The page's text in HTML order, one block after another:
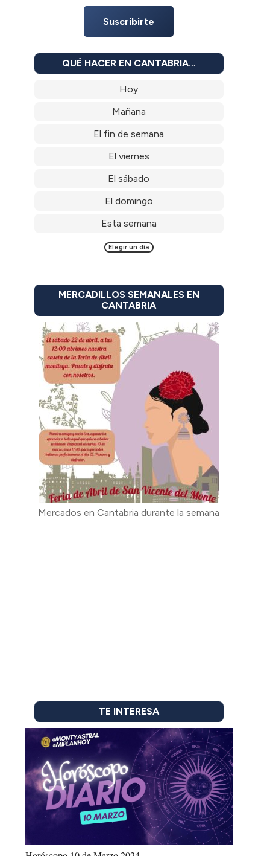
Suscribirte
QUÉ HACER EN CANTABRIA…
Hoy
Mañana
El fin de semana
El viernes
El sábado
El domingo
Esta semana
Elegir un día
MERCADILLOS SEMANALES EN
CANTABRIA
Mercados en Cantabria durante la semana
TE INTERESA